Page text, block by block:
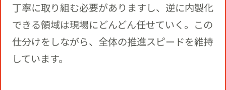
丁寧に取り組む必要がありますし、逆に内製化
できる領域は現場にどんどん任せていく。この
仕分けをしながら、全体の推進スピードを維持
しています。